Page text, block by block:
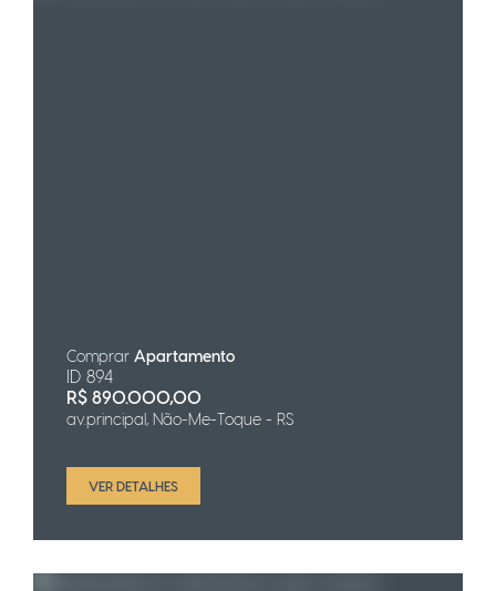
Comprar Apartamento
ID 894
R$ 890.000,00
av.principal, Não-Me-Toque - RS
VER DETALHES